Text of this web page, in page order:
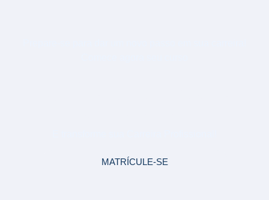
MATRÍCULE-SE